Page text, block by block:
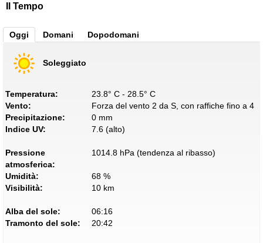
Il Tempo
Oggi Domani Dopodomani
Soleggiato
Temperatura:
23.8° C - 28.5° C
Vento:
Forza del vento 2 da S, con raffiche fino a 4
Precipitazione:
0 mm
Indice UV:
7.6 (alto)
Pressione
atmosferica:
1014.8 hPa (tendenza al ribasso)
Umidità:
68 %
Visibilità:
10 km
Alba del sole:
06:16
Tramonto del sole:
20:42